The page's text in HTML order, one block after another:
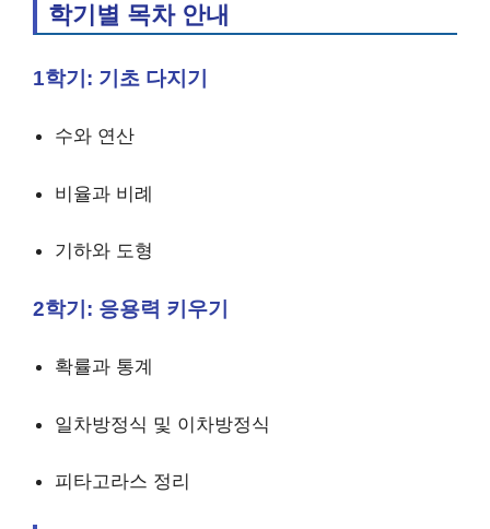
학기별 목차 안내
1학기: 기초 다지기
수와 연산
비율과 비례
기하와 도형
2학기: 응용력 키우기
확률과 통계
일차방정식 및 이차방정식
피타고라스 정리